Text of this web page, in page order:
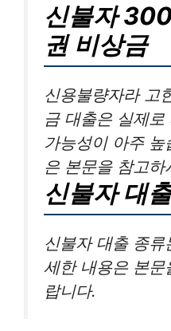
신불자
권 비상금
신용불량자라 고
금 대출은 실제
가능성이 아주
은 본문을 참고하
신불자 대
신불자 대출 종
세한 내용은 본문
랍니다.